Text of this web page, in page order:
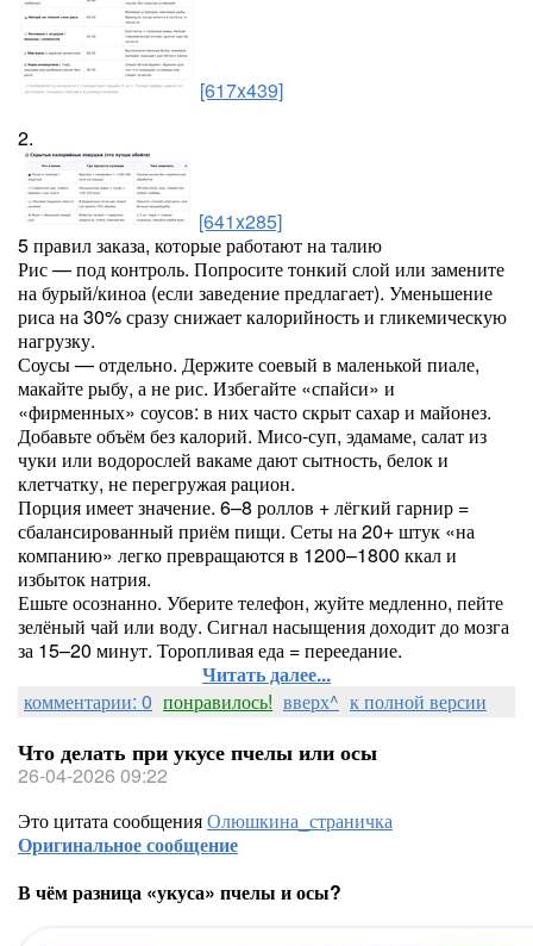
[617x439]
2.
[641x285]
5 правил заказа, которые работают на талию
Рис — под контроль. Попросите тонкий слой или замените
на бурый/киноа (если заведение предлагает). Уменьшение
риса на 30% сразу снижает калорийность и гликемическую
нагрузку.
Соусы — отдельно. Держите соевый в маленькой пиале,
макайте рыбу, а не рис. Избегайте «спайси» и
«фирменных» соусов: в них часто скрыт сахар и майонез.
Добавьте объём без калорий. Мисо-суп, эдамаме, салат из
чуки или водорослей вакаме дают сытность, белок и
клетчатку, не перегружая рацион.
Порция имеет значение. 6–8 роллов + лёгкий гарнир =
сбалансированный приём пищи. Сеты на 20+ штук «на
компанию» легко превращаются в 1200–1800 ккал и
избыток натрия.
Ешьте осознанно. Уберите телефон, жуйте медленно, пейте
зелёный чай или воду. Сигнал насыщения доходит до мозга
за 15–20 минут. Торопливая еда = переедание.
Читать далее...
комментарии: 0 понравилось! вверх^ к полной версии
Что делать при укусе пчелы или осы
26-04-2026 09:22
Это цитата сообщенияОлюшкина_страничка
Оригинальное сообщение
В чём разница «укуса» пчелы и осы?